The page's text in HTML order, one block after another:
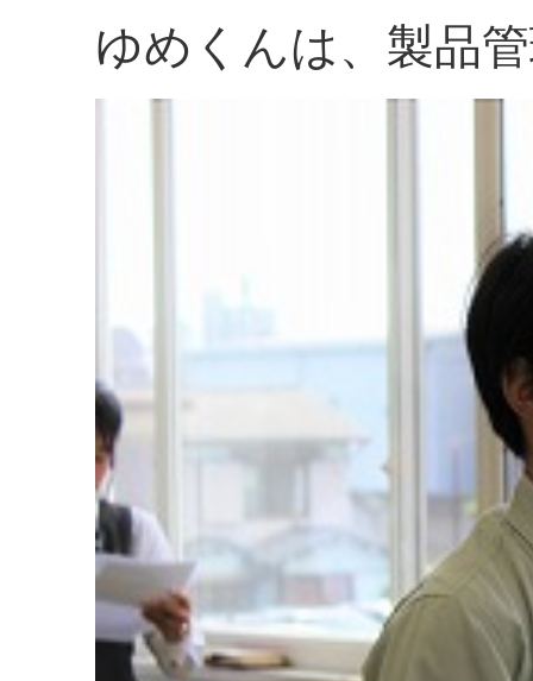
ゆめくんは、製品